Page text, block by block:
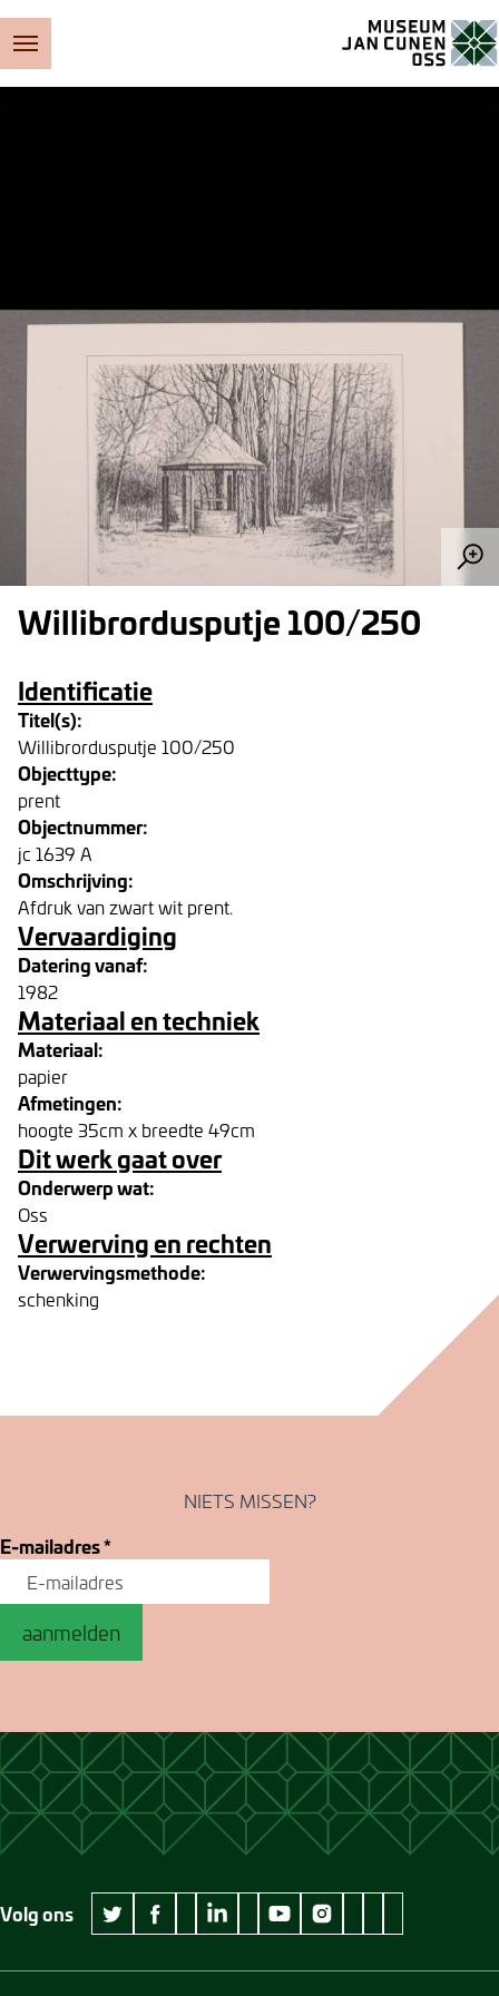
Willibrordusputje 100/250
Identificatie
Titel(s):
Willibrordusputje 100/250
Objecttype:
prent
Objectnummer:
jc 1639 A
Omschrijving:
Afdruk van zwart wit prent.
Vervaardiging
Datering vanaf:
1982
Materiaal en techniek
Materiaal:
papier
Afmetingen:
hoogte 35cm x breedte 49cm
Dit werk gaat over
Onderwerp wat:
Oss
Verwerving en rechten
Verwervingsmethode:
schenking
NIETS MISSEN?
E-mailadres*
aanmelden
Volg ons
twitter Museum Jan Cunen
facebook Museum Jan Cunen
wikipedia Museum Jan Cunen
linkedin Museum Jan Cunen
googleplus Museum Jan Cunen
youtube Museum Jan Cunen
instagram Museum